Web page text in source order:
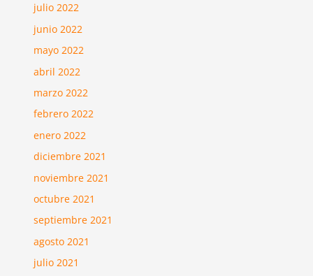
julio 2022
junio 2022
mayo 2022
abril 2022
marzo 2022
febrero 2022
enero 2022
diciembre 2021
noviembre 2021
octubre 2021
septiembre 2021
agosto 2021
julio 2021